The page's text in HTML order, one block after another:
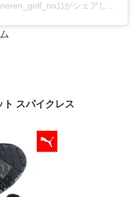
米澤 蓮 Ren Yonezawa(@yoneren_golf_no1)がシェアした投稿
ト スパイクレス